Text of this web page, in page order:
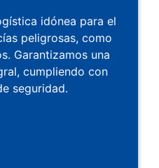
idónea para el
peligrosas, como
Garantizamos una
cumpliendo con
seguridad.